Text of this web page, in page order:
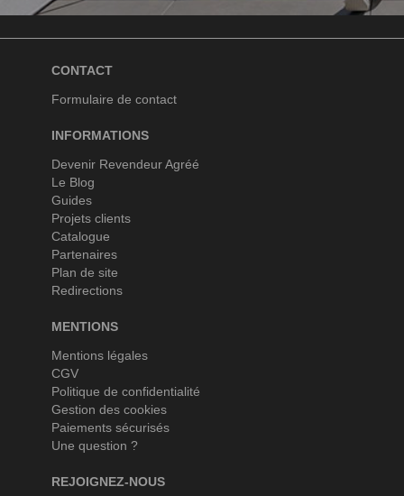
CONTACT
Formulaire de contact
INFORMATIONS
Devenir Revendeur Agréé
Le Blog
Guides
Projets clients
Catalogue
Partenaires
Plan de site
Redirections
MENTIONS
Mentions légales
CGV
Politique de confidentialité
Gestion des cookies
Paiements sécurisés
Une question ?
REJOIGNEZ-NOUS